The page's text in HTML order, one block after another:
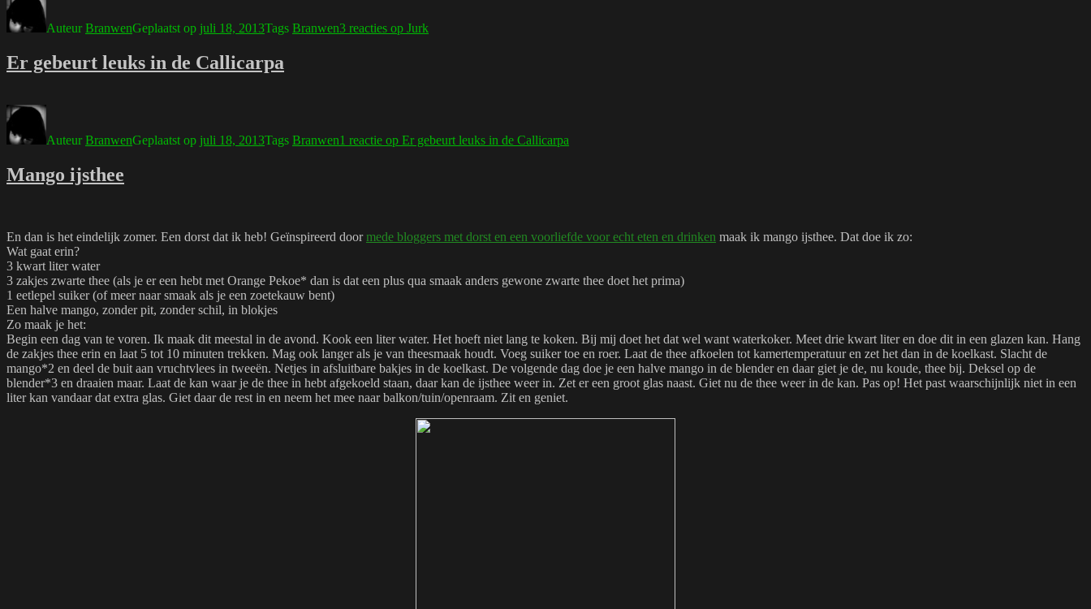
AuteurBranwenGeplaatst op juli 18, 2013Tags Branwen3 reacties op Jurk
Er gebeurt leuks in de Callicarpa
AuteurBranwenGeplaatst op juli 18, 2013Tags Branwen1 reactie op Er gebeurt leuks in de Callicarpa
Mango ijsthee
En dan is het eindelijk zomer. Een dorst dat ik heb! Geïnspireerd doormede bloggers met dorst en een voorliefde voor echt eten en drinken maak ik mango ijsthee. Dat doe ik zo:
Wat gaat erin?
3 kwart liter water
3 zakjes zwarte thee (als je er een hebt met Orange Pekoe* dan is dat een plus qua smaak anders gewone zwarte thee doet het prima)
1 eetlepel suiker (of meer naar smaak als je een zoetekauw bent)
Een halve mango, zonder pit, zonder schil, in blokjes
Zo maak je het:
Begin een dag van te voren. Ik maak dit meestal in de avond. Kook een liter water. Het hoeft niet lang te koken. Bij mij doet het dat wel want waterkoker. Meet drie kwart liter en doe dit in een glazen kan. Hang
de zakjes thee erin en laat 5 tot 10 minuten trekken. Mag ook langer als je van theesmaak houdt. Voeg suiker toe en roer. Laat de thee afkoelen tot kamertemperatuur en zet het dan in de koelkast. Slacht de
mango*2 en deel de buit aan vruchtvlees in tweeën. Netjes in afsluitbare bakjes in de koelkast. De volgende dag doe je een halve mango in de blender en daar giet je de, nu koude, thee bij. Deksel op de
blender*3 en draaien maar. Laat de kan waar je de thee in hebt afgekoeld staan, daar kan de ijsthee weer in. Zet er een groot glas naast. Giet nu de thee weer in de kan. Pas op! Het past waarschijnlijk niet in een
liter kan vandaar dat extra glas. Giet daar de rest in en neem het mee naar balkon/tuin/openraam. Zit en geniet.